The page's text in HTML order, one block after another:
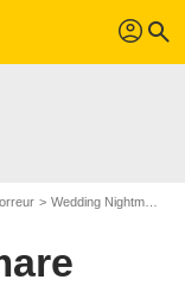
profil search
Wedding Nightmare